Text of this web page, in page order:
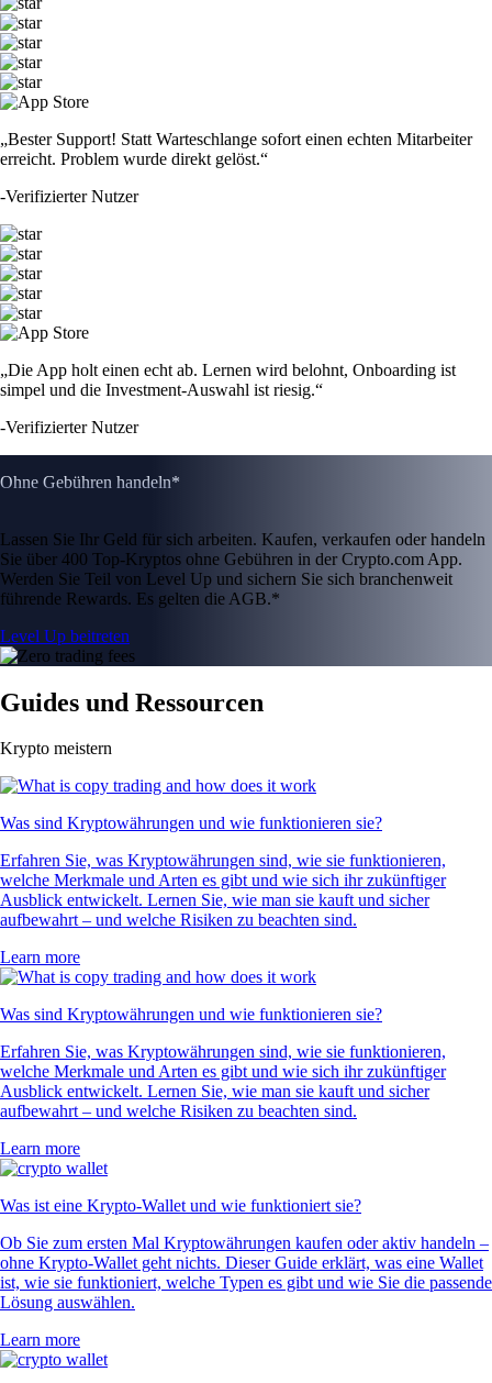
„Bester Support! Statt Warteschlange sofort einen echten Mitarbeiter
erreicht. Problem wurde direkt gelöst.“
-Verifizierter Nutzer
„Die App holt einen echt ab. Lernen wird belohnt, Onboarding ist
simpel und die Investment-Auswahl ist riesig.“
-Verifizierter Nutzer
Ohne Gebühren handeln*
Lassen Sie Ihr Geld für sich arbeiten. Kaufen, verkaufen oder handeln
Sie über 400 Top-Kryptos ohne Gebühren in der Crypto.com App.
Werden Sie Teil von Level Up und sichern Sie sich branchenweit
führende Rewards. Es gelten die AGB.*
Level Up beitreten
Guides und Ressourcen
Krypto meistern
Was sind Kryptowährungen und wie funktionieren sie?
Erfahren Sie, was Kryptowährungen sind, wie sie funktionieren,
welche Merkmale und Arten es gibt und wie sich ihr zukünftiger
Ausblick entwickelt. Lernen Sie, wie man sie kauft und sicher
aufbewahrt – und welche Risiken zu beachten sind.
Learn more
Was sind Kryptowährungen und wie funktionieren sie?
Erfahren Sie, was Kryptowährungen sind, wie sie funktionieren,
welche Merkmale und Arten es gibt und wie sich ihr zukünftiger
Ausblick entwickelt. Lernen Sie, wie man sie kauft und sicher
aufbewahrt – und welche Risiken zu beachten sind.
Learn more
Was ist eine Krypto-Wallet und wie funktioniert sie?
Ob Sie zum ersten Mal Kryptowährungen kaufen oder aktiv handeln –
ohne Krypto-Wallet geht nichts. Dieser Guide erklärt, was eine Wallet
ist, wie sie funktioniert, welche Typen es gibt und wie Sie die passende
Lösung auswählen.
Learn more